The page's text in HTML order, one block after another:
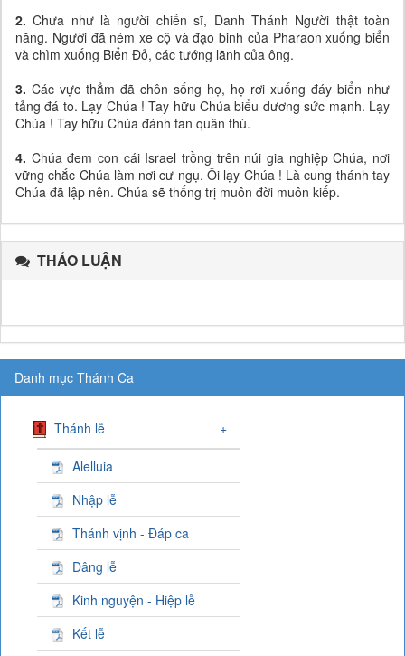
2.Chưa như là người chiến sĩ, Danh Thánh Người thật toàn
năng. Người đã ném xe cộ và đạo binh của Pharaon xuống biển
và chìm xuống Biển Đỏ, các tướng lãnh của ông.
3. Các vực thẳm đã chôn sống họ, họ rơi xuống đáy biển như
tảng đá to. Lạy Chúa ! Tay hữu Chúa biểu dương sức mạnh. Lạy
Chúa ! Tay hữu Chúa đánh tan quân thù.
4. Chúa đem con cái Israel trồng trên núi gia nghiệp Chúa, nơi
vững chắc Chúa làm nơi cư ngụ. Ôi lạy Chúa ! Là cung thánh tay
Chúa đã lập nên. Chúa sẽ thống trị muôn đời muôn kiếp.
THẢO LUẬN
Danh mục Thánh Ca
Thánh lễ +
Alelluia
Nhập lễ
Thánh vịnh - Đáp ca
Dâng lễ
Kinh nguyện - Hiệp lễ
Kết lễ